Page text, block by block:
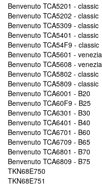
Benvenuto TCA5201 - classic
Benvenuto TCA5202 - classic
Benvenuto TCA5309 - classic
Benvenuto TCA5401 - classic
Benvenuto TCA54F9 - classic
Benvenuto TCA5601 - venezia
Benvenuto TCA5608 - venezia
Benvenuto TCA5802 - classic
Benvenuto TCA5809 - classic
Benvenuto TCA6001 - B20
Benvenuto TCA60F9 - B25
Benvenuto TCA6301 - B30
Benvenuto TCA6401 - B40
Benvenuto TCA6701 - B60
Benvenuto TCA6709 - B65
Benvenuto TCA6801 - B70
Benvenuto TCA6809 - B75
TKN68E750
TKN68E751